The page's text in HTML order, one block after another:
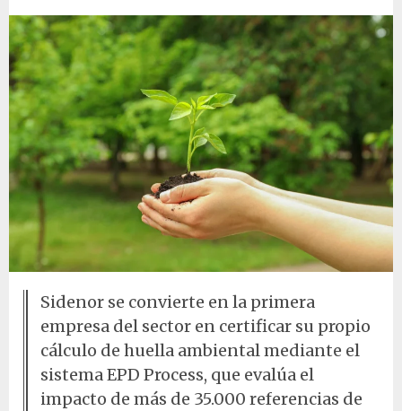
Sidenor se convierte en la primera
empresa del sector en certificar su propio
cálculo de huella ambiental mediante el
sistema EPD Process, que evalúa el
impacto de más de 35.000 referencias de